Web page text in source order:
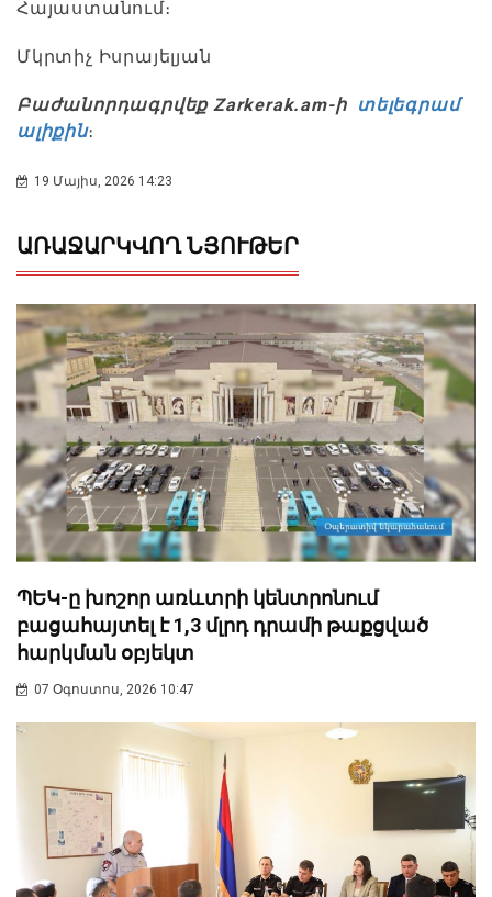
Հայաստանում։
Մկրտիչ Իսրայելյան
Բաժանորդագրվեք Zarkerak.am-ի տելեգրամ
ալիքին։
19 Մայիս, 2026 14:23
ԱՌԱՋԱՐԿՎՈՂ ՆՅՈՒԹԵՐ
ՊԵԿ-ը խոշոր առևտրի կենտրոնում
բացահայտել է 1,3 մլրդ դրամի թաքցված
հարկման օբյեկտ
07 Օգոստոս, 2026 10:47